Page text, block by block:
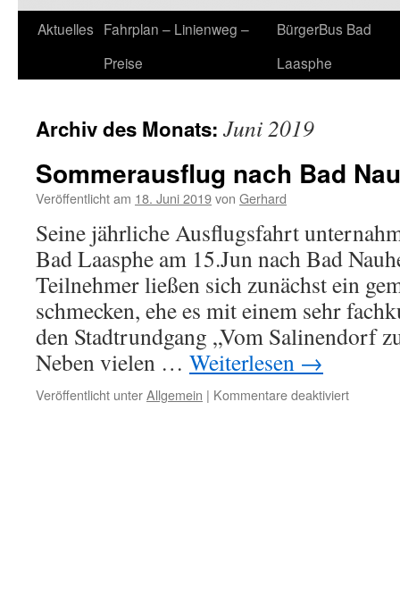
Aktuelles Fahrplan – Linienweg –
Preise
BürgerBus Bad
Laasphe
Archiv des Monats: Juni 2019
Sommerausflug nach Bad
Veröffentlicht am 18. Juni 2019von Gerhard
Seine jährliche Ausflugsfahrt
Bad Laasphe am 15.Jun nach Bad
Teilnehmer ließen sich zunächst ein
schmecken, ehe es mit einem sehr
den Stadtrundgang „Vom Salinendorf
Neben vielen … Weiterlesen →
Veröffentlicht unterAllgemein | Kommentare deaktiviertfür